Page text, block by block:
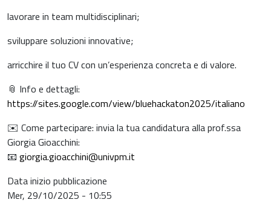
lavorare in team multidisciplinari;
sviluppare soluzioni innovative;
arricchire il tuo CV con un’esperienza concreta e di valore.
📎 Info e dettagli:
https://sites.google.com/view/bluehackaton2025/italiano
✉️ Come partecipare: invia la tua candidatura alla prof.ssa
Giorgia Gioacchini:
📧 giorgia.gioacchini@univpm.it
Data inizio pubblicazione
Mer, 29/10/2025 - 10:55